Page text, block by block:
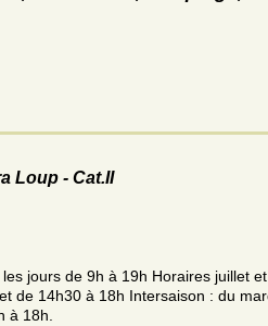
Loup - Cat.II
jours de 9h à 19h Horaires juillet
de 14h30 à 18h Intersaison : du
à 18h.